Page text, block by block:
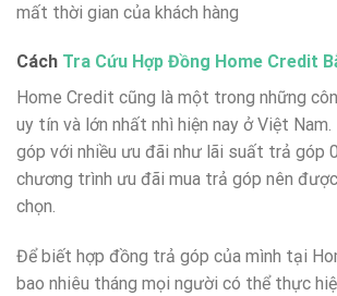
mất thời gian của khách hàng
Cách Tra Cứu Hợp Đồng Home Credit
Home Credit cũng là một trong những
uy tín và lớn nhất nhì hiện nay ở Việt
góp với nhiều ưu đãi như lãi suất trả góp
chương trình ưu đãi mua trả góp nên
chọn.
Để biết hợp đồng trả góp của mình tại
bao nhiêu tháng mọi người có thể thực